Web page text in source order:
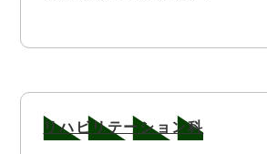
リハビリテーション科